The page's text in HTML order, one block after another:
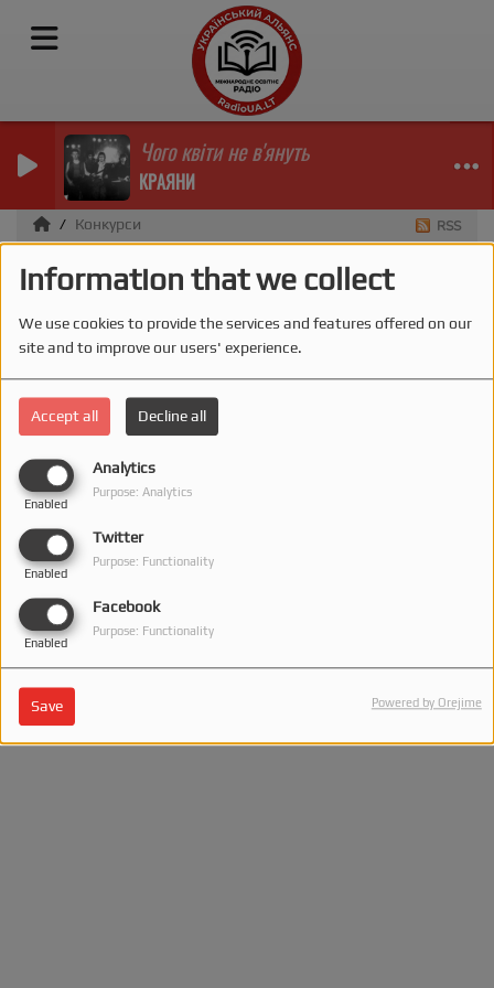
Information that we collect
We use cookies to provide the services and features offered on our
site and to improve our users' experience.
Accept all Decline all
Analytics
Enabled
Purpose: Analytics
Twitter
Enabled
Purpose: Functionality
Facebook
Enabled
Purpose: Functionality
Save Powered by Orejime
Чого квіти не в'януть
КРАЯНИ
Конкурси
Конкурси
RSS
ЛІТЕРАТУРНИЙ КОНКУРС
П'ЄС НА ПОРТАЛІ